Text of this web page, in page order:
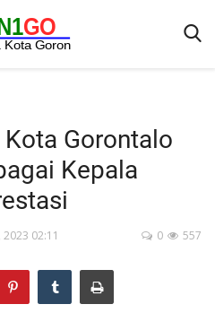
Gorontalo
Kepala
02:11 557
0